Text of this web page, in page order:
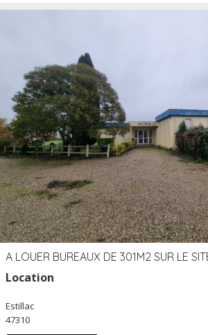
Location
Estillac
47310